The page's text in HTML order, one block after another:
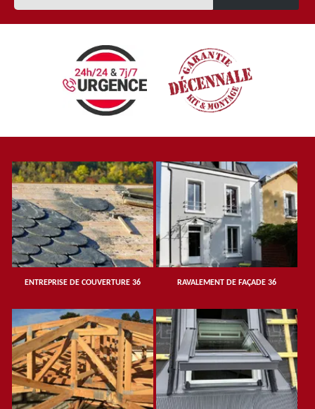
ENTREPRISE DE COUVERTURE 36 RAVALEMENT DE FAÇADE 36